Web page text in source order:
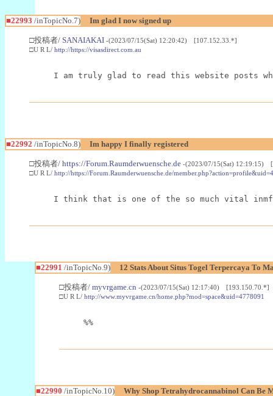
■22993 /inTopicNo.7) Im glad I now signed up
□投稿者/ SANAIAKAI -(2023/07/15(Sat) 12:20:42) [107.152.33.*]
□U R L/ http://https://visasdirect.com.au
I am truly glad to read this website posts
■22992 /inTopicNo.8) Im happy I finally registered
□投稿者/ https://Forum.Raumderwuensche.de -(2023/07/15(Sat) 12:19:15)
□U R L/ http://https://Forum.Raumderwuensche.de/
I think that is one of the so much vital
■22991 /inTopicNo.9) 12 Stats About Situs Togel Terpercaya To
□投稿者/ myvrgame.cn -(2023/07/15(Sat) 12:17:40) [193.150.70.*]
□U R L/ http://www.myvrgame.cn/home.php?mod=space&uid=4778091
%%
■22990 /inTopicNo.10) Why Shop Tetrahydrocannabinol Can Be